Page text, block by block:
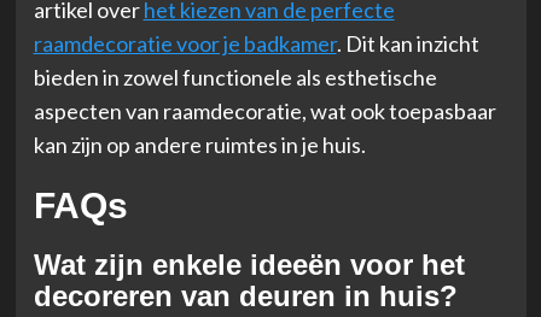
artikel overhet kiezen van de perfecte
raamdecoratie voor je badkamer. Dit kan inzicht
bieden in zowel functionele als esthetische
aspecten van raamdecoratie, wat ook toepasbaar
kan zijn op andere ruimtes in je huis.
FAQs
Wat zijn enkele ideeën voor het
decoreren van deuren in huis?